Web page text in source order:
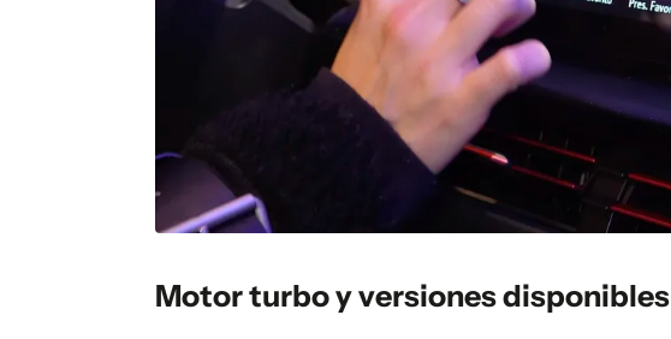
Motor turbo y versiones disponibles